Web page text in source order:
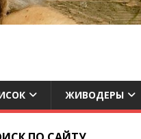
ЖИВОДЕРЫ